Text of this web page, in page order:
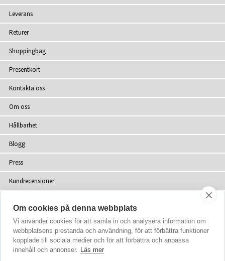
Leverans
Returer
Shoppingbag
Presentkort
Kontakta oss
Om oss
Hållbarhet
Blogg
Press
Kundrecensioner
Webbplatskarta
Om cookies på denna webbplats
Vi använder cookies för att samla in och analysera information om
webbplatsens prestanda och användning, för att förbättra funktioner
kopplade till sociala medier och för att förbättra och anpassa
innehåll och annonser. Läs mer